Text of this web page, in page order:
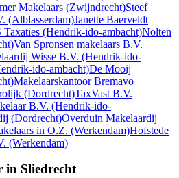
Makelaars (Zwijndrecht)Steef
(Alblasserdam)Janette Baerveldt
Taxaties (Hendrik-ido-ambacht)Nolten
Van Spronsen makelaars B.V.
Wisse B.V. (Hendrik-ido-
ido-ambacht)De Mooij
Makelaarskantoor Bremavo
(Dordrecht)TaxVast B.V.
B.V. (Hendrik-ido-
(Dordrecht)Overduin Makelaardij
in O.Z. (Werkendam)Hofstede
(Werkendam)
in Sliedrecht